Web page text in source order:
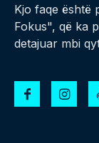
Kjo faqe është
Fokus", që ka
detajuar mbi